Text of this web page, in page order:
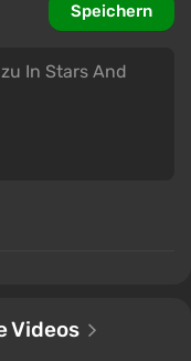
Speichern
Videos